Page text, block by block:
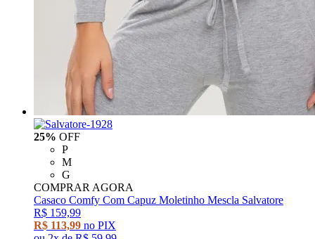
25% OFF
P
M
G
COMPRAR AGORA
Casaco Comfy Com Capuz Moletinho Mescla Salvatore
R$ 159,99
R$ 113,99 no PIX